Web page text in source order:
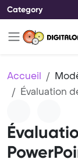
Category
Accueil
Évaluation